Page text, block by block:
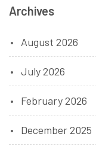
Archives
August 2026
July 2026
February 2026
December 2025